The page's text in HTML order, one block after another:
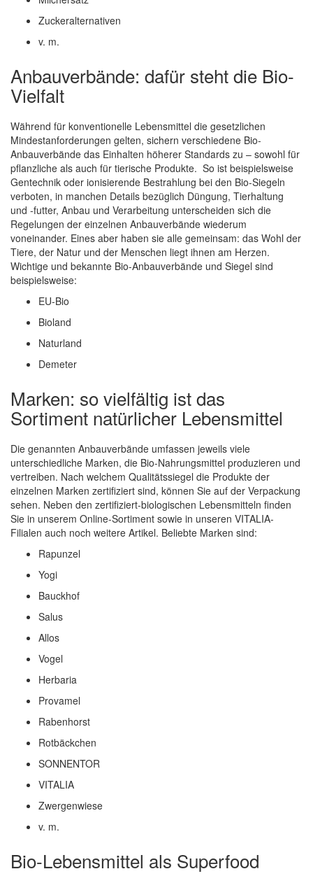
Zuckeralternativen
v. m.
Anbauverbände: dafür steht die Bio-
Vielfalt
Während für konventionelle Lebensmittel die gesetzlichen
Mindestanforderungen gelten, sichern verschiedene Bio-
Anbauverbände das Einhalten höherer Standards zu – sowohl für
pflanzliche als auch für tierische Produkte. So ist beispielsweise
Gentechnik oder ionisierende Bestrahlung bei den Bio-Siegeln
verboten, in manchen Details bezüglich Düngung, Tierhaltung
und -futter, Anbau und Verarbeitung unterscheiden sich die
Regelungen der einzelnen Anbauverbände wiederum
voneinander. Eines aber haben sie alle gemeinsam: das Wohl der
Tiere, der Natur und der Menschen liegt ihnen am Herzen.
Wichtige und bekannte Bio-Anbauverbände und Siegel sind
beispielsweise:
EU-Bio
Bioland
Naturland
Demeter
Marken: so vielfältig ist das
Sortiment natürlicher Lebensmittel
Die genannten Anbauverbände umfassen jeweils viele
unterschiedliche Marken, die Bio-Nahrungsmittel produzieren und
vertreiben. Nach welchem Qualitätssiegel die Produkte der
einzelnen Marken zertifiziert sind, können Sie auf der Verpackung
sehen. Neben den zertifiziert-biologischen Lebensmitteln finden
Sie in unserem Online-Sortiment sowie in unseren VITALIA-
Filialen auch noch weitere Artikel. Beliebte Marken sind:
Rapunzel
Yogi
Bauckhof
Salus
Allos
Vogel
Herbaria
Provamel
Rabenhorst
Rotbäckchen
SONNENTOR
VITALIA
Zwergenwiese
v. m.
Bio-Lebensmittel als Superfood